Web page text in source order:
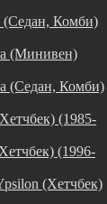
(Седан, Комби)
(Минивен)
(Седан, Комби)
(1985-
(1996-
(Хетчбек)